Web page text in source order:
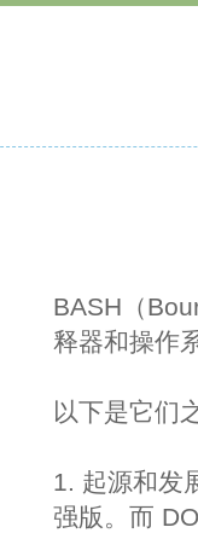
BASH（
释器和操作
以下是它们
1. 起源和发
强版。而